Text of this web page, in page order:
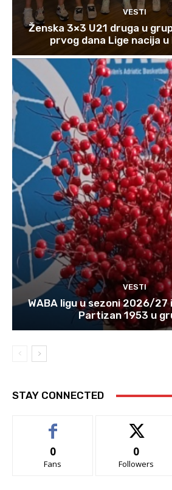
VESTI
Ženska 3×3 U21 druga u
prvog dana Lige nacija
VESTI
WABA ligu u sezoni 2026/27
Partizan 1953 u
STAY CONNECTED
0
Fans
0
Followers